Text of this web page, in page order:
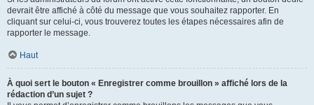
devrait être affiché à côté du message que vous souhaitez rapporter. En
cliquant sur celui-ci, vous trouverez toutes les étapes nécessaires afin de
rapporter le message.
Haut
À quoi sert le bouton « Enregistrer comme brouillon » affiché lors de la
rédaction d’un sujet ?